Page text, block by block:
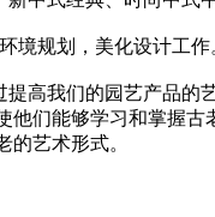
规划，美化设计工作
我们的园艺产品的
们能够学习和掌握
艺术形式。